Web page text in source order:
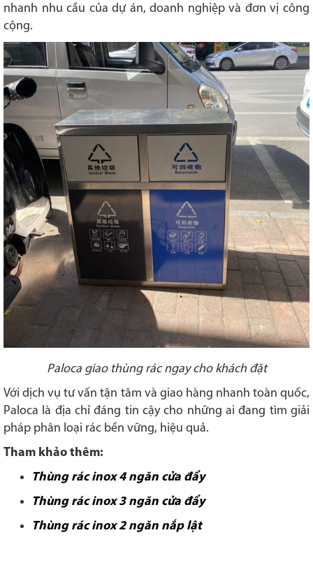
nhanh nhu cầu của dự án, doanh nghiệp và đơn vị công
cộng.
Paloca giao thùng rác ngay cho khách đặt
Với dịch vụ tư vấn tận tâm và giao hàng nhanh toàn quốc,
Paloca là địa chỉ đáng tin cậy cho những ai đang tìm giải
pháp phân loại rác bền vững, hiệu quả.
Tham khảo thêm:
Thùng rác inox 4 ngăn cửa đẩy
Thùng rác inox 3 ngăn cửa đẩy
Thùng rác inox 2 ngăn nắp lật